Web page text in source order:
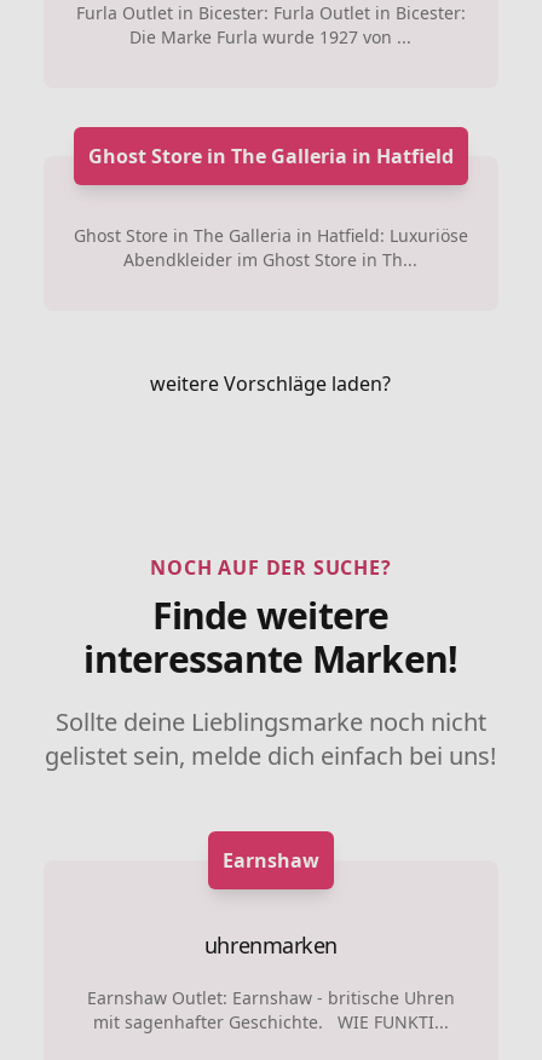
Furla Outlet in Bicester: Furla Outlet in Bicester:
Die Marke Furla wurde 1927 von ...
Ghost Store in The Galleria in Hatfield
Ghost Store in The Galleria in Hatfield: Luxuriöse
Abendkleider im Ghost Store in Th...
weitere Vorschläge laden?
NOCH AUF DER SUCHE?
Finde weitere
interessante Marken!
Sollte deine Lieblingsmarke noch nicht
gelistet sein, melde dich einfach bei uns!
Earnshaw
uhrenmarken
Earnshaw Outlet: Earnshaw - britische Uhren
mit sagenhafter Geschichte. WIE FUNKTI...